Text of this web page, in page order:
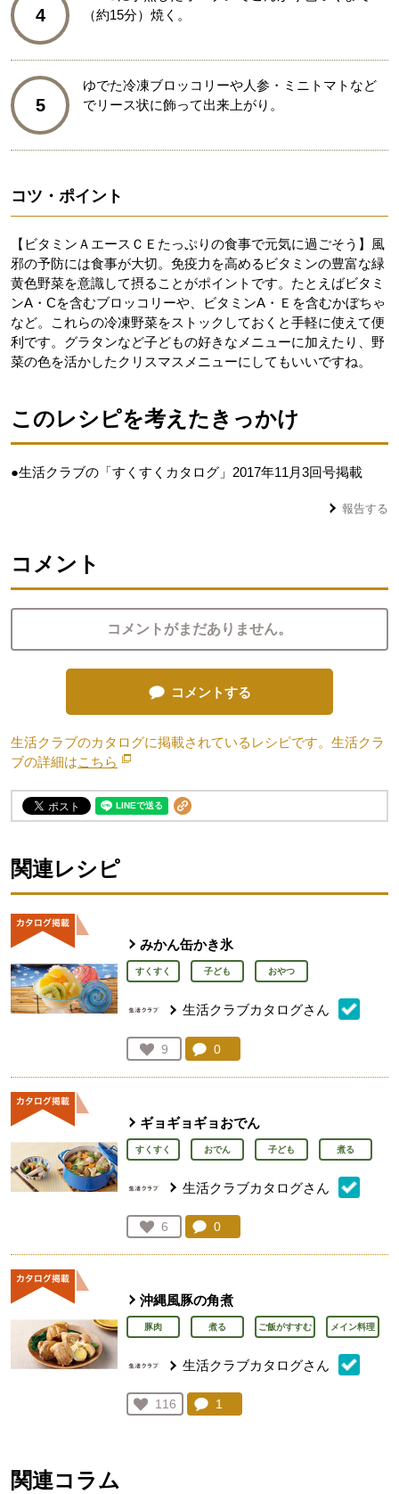
4
（約15分）焼く。
5
ゆでた冷凍ブロッコリーや人参・ミニトマトなど
でリース状に飾って出来上がり。
コツ・ポイント
【ビタミンＡエースＣＥたっぷりの食事で元気に過ごそう】風
邪の予防には食事が大切。免疫力を高めるビタミンの豊富な緑
黄色野菜を意識して摂ることがポイントです。たとえばビタミ
ンA・Cを含むブロッコリーや、ビタミンA・Ｅを含むかぼちゃ
など。これらの冷凍野菜をストックしておくと手軽に使えて便
利です。グラタンなど子どもの好きなメニューに加えたり、野
菜の色を活かしたクリスマスメニューにしてもいいですね。
このレシピを考えたきっかけ
●生活クラブの「すくすくカタログ」2017年11月3回号掲載
報告する
コメント
コメントがまだありません。
コメントする
生活クラブのカタログに掲載されているレシピです。生活クラ
ブの詳細はこちら 別のウィンドウで開きます。
関連レシピ
みかん缶かき氷
すくすく 子ども おやつ
生活クラブカタログさん
お気に入り登録：
9
人が登録
コメント：
0
ギョギョギョおでん
すくすく おでん 子ども 煮る
生活クラブカタログさん
お気に入り登録：
6
人が登録
コメント：
0
沖縄風豚の角煮
豚肉 煮る ご飯がすすむ メイン料理
生活クラブカタログさん
お気に入り登録：
116
人が登録
コメント：
1
関連コラム